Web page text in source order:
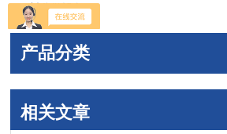
料分散设备
产品分类
相关文章